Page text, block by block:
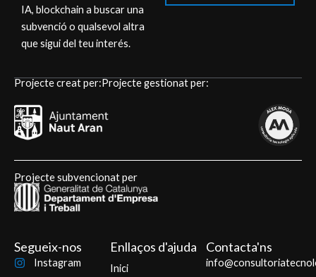
IA, blockchain a buscar una
subvenció o qualsevol altra
que sigui del teu interés.
Projecte creat per:Projecte gestionat per:
Projecte subvencionat per
Segueix-nos
Instagram
Enllaços d'ajuda
Inici
Contacta'ns